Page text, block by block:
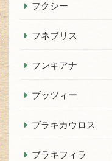
フクシー
フネブリス
フンキアナ
ブッツィー
ブラキカウロス
ブラキフィラ